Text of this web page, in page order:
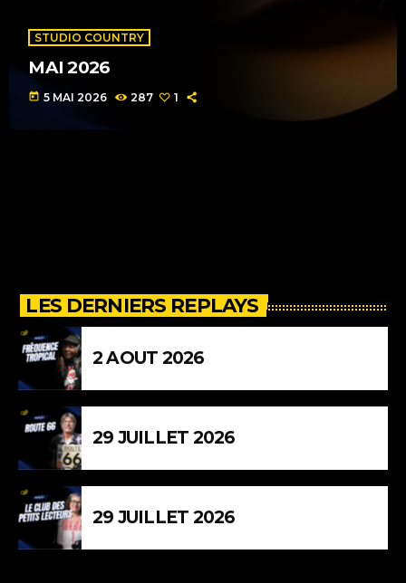
STUDIO COUNTRY
MAI 2026
today 5 MAI 2026 287 1
LES DERNIERS REPLAYS
2 AOUT 2026
29 JUILLET 2026
29 JUILLET 2026